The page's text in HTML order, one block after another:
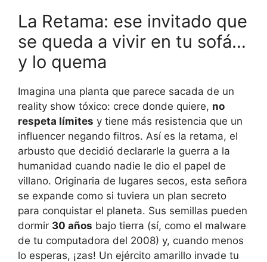
La Retama: ese invitado que
se queda a vivir en tu sofá…
y lo quema
Imagina una planta que parece sacada de un
reality show tóxico: crece donde quiere, no
respeta límites y tiene más resistencia que un
influencer negando filtros. Así es la retama, el
arbusto que decidió declararle la guerra a la
humanidad cuando nadie le dio el papel de
villano. Originaria de lugares secos, esta señora
se expande como si tuviera un plan secreto
para conquistar el planeta. Sus semillas pueden
dormir 30 años bajo tierra (sí, como el malware
de tu computadora del 2008) y, cuando menos
lo esperas, ¡zas! Un ejército amarillo invade tu